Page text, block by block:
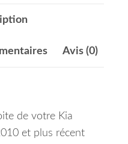
Avis (0)
de votre Kia
et plus récent